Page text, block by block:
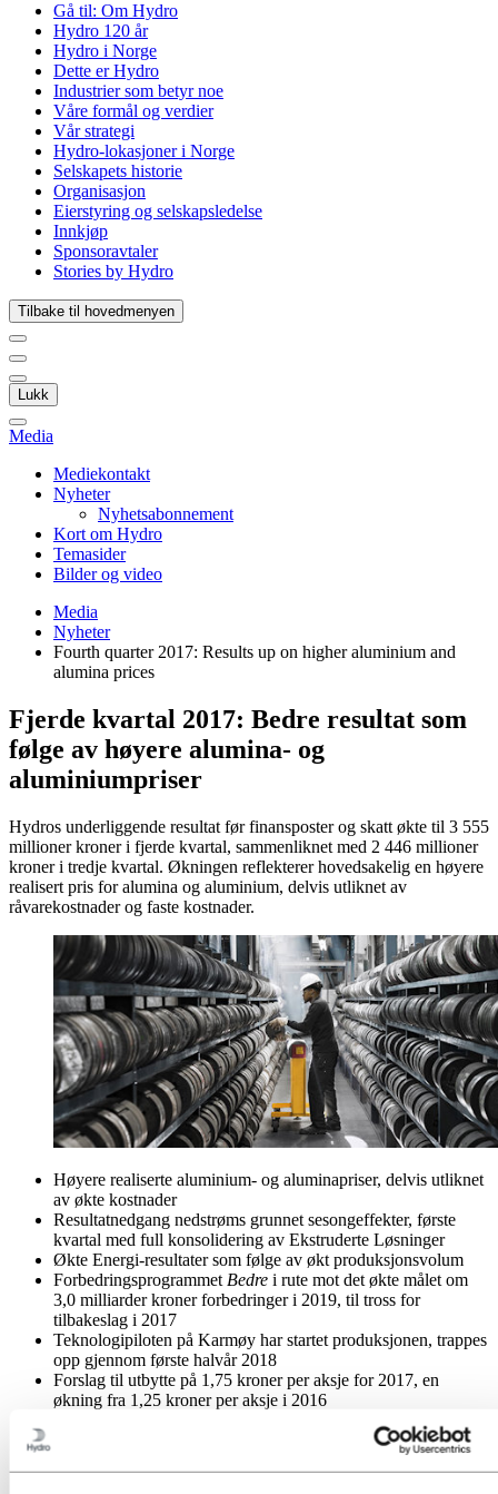
Gå til: Om Hydro
Hydro 120 år
Hydro i Norge
Dette er Hydro
Industrier som betyr noe
Våre formål og verdier
Vår strategi
Hydro-lokasjoner i Norge
Selskapets historie
Organisasjon
Eierstyring og selskapsledelse
Innkjøp
Sponsoravtaler
Stories by Hydro
Tilbake til hovedmenyen
Lukk
Media
Mediekontakt
Nyheter
Nyhetsabonnement
Kort om Hydro
Temasider
Bilder og video
Media
Nyheter
Fourth quarter 2017: Results up on higher aluminium and
alumina prices
Fjerde kvartal 2017: Bedre resultat som
følge av høyere alumina- og
aluminiumpriser
Hydros underliggende resultat før finansposter og skatt økte til 3 555
millioner kroner i fjerde kvartal, sammenliknet med 2 446 millioner
kroner i tredje kvartal. Økningen reflekterer hovedsakelig en høyere
realisert pris for alumina og aluminium, delvis utliknet av
råvarekostnader og faste kostnader.
Høyere realiserte aluminium- og aluminapriser, delvis utliknet
av økte kostnader
Resultatnedgang nedstrøms grunnet sesongeffekter, første
kvartal med full konsolidering av Ekstruderte Løsninger
Økte Energi-resultater som følge av økt produksjonsvolum
Forbedringsprogrammet Bedre i rute mot det økte målet om
3,0 milliarder kroner forbedringer i 2019, til tross for
tilbakeslag i 2017
Teknologipiloten på Karmøy har startet produksjonen, trappes
opp gjennom første halvår 2018
Forslag til utbytte på 1,75 kroner per aksje for 2017, en
økning fra 1,25 kroner per aksje i 2016
primæraluminium i 2018, markedet stort sett i balanse